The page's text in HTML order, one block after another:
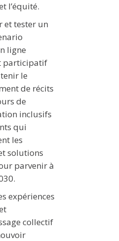
l’équité.
et tester un
ligne
participatif
le
de récits
de
inclusifs
qui
les
solutions
parvenir à
expériences
collectif